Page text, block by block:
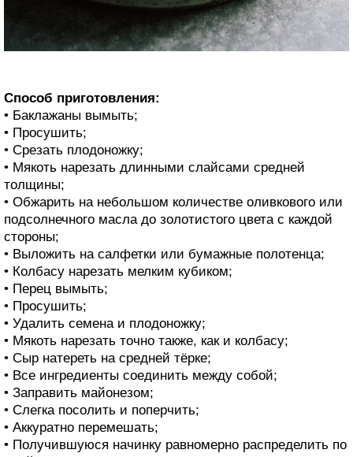
Способ приготовления:
• Баклажаны вымыть;
• Просушить;
• Срезать плодоножку;
• Мякоть нарезать длинными слайсами средней
толщины;
• Обжарить на небольшом количестве оливкового или
подсолнечного масла до золотистого цвета с каждой
стороны;
• Выложить на салфетки или бумажные полотенца;
• Колбасу нарезать мелким кубиком;
• Перец вымыть;
• Просушить;
• Удалить семена и плодоножку;
• Мякоть нарезать точно также, как и колбасу;
• Сыр натереть на средней тёрке;
• Все ингредиенты соединить между собой;
• Заправить майонезом;
• Слегка посолить и поперчить;
• Аккуратно перемешать;
• Получившуюся начинку равномерно распределить по